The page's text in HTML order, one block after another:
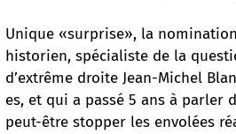
Unique «surprise», la
historien, spécialiste de la
d’extrême droite Jean-Michel
es, et qui a passé 5 ans à parler
peut-être stopper les envolées